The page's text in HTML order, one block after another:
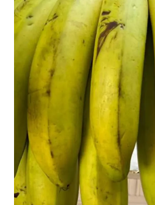
Mi Carrito